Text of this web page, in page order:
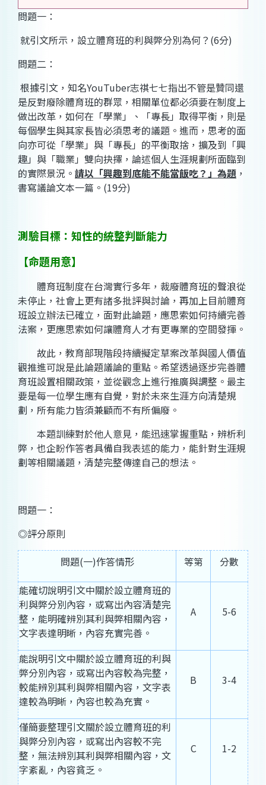
問題一：
就引文所示，設立體育班的利與弊分別為何？(6分)
問題二：
根據引文，知名YouTuber志祺七七指出不管是贊同還
是反對廢除體育班的群眾，相關單位都必須要在制度上
做出改革，如何在「學業」、「專長」取得平衡，則是
每個學生與其家長皆必須思考的議題。進而，思考的面
向亦可從「學業」與「專長」的平衡取捨，擴及到「興
趣」與「職業」雙向抉擇，論述個人生涯規劃所面臨到
的實際景況。 請以「興趣到底能不能當飯吃？」為題 ，
書寫議論文本一篇。(19分)
測驗目標：知性的統整判斷能力
【命題用意】
體育班制度在台灣實行多年，裁廢體育班的聲浪從
未停止，社會上更有諸多批評與討論，再加上目前體育
班設立辦法已確立，面對此論題，應思索如何持續完善
法案，更應思索如何讓體育人才有更專業的空間發揮。
故此，教育部現階段持續擬定草案改革與國人價值
觀推進可說是此論題議論的重點。希望透過逐步完善體
育班設置相關政策，並從觀念上進行推廣與調整。最主
要是每一位學生應有自覺，對於未來生涯方向清楚規
劃，所有能力皆須兼顧而不有所偏廢。
本題訓練對於他人意見，能迅速掌握重點，辨析利
弊，也企盼作答者具備自我表述的能力，能針對生涯規
劃等相關議題，清楚完整傳達自己的想法。
問題一：
◎評分原則
問題(一)作答情形
等第
分數
能確切說明引文中關於設立體育班的
利與弊分別內容，或寫出內容清楚完
整，能明確辨別其利與弊相關內容，
文字表達明晰，內容充實完善。
A 5-6
能說明引文中關於設立體育班的利與
弊分別內容，或寫出內容較為完整，
較能辨別其利與弊相關內容，文字表
達較為明晰，內容也較為充實。
B 3-4
僅簡要整理引文關於設立體育班的利
與弊分別內容，或寫出內容較不完
整，無法辨別其利與弊相關內容，文
字紊亂，內容貧乏。
C 1-2